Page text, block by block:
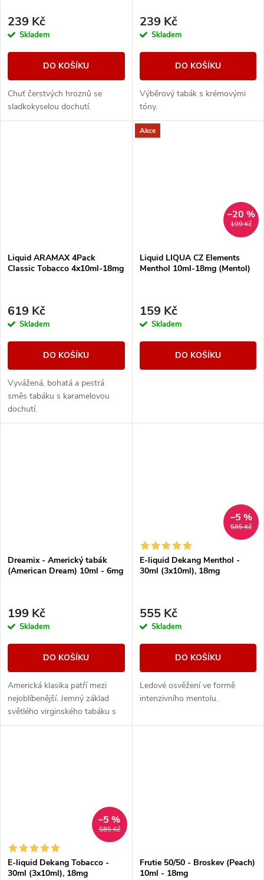
239 Kč
Skladem
DO KOŠÍKU
Chuť čerstvých hroznů se
sladkokyselou dochutí.
239 Kč
Skladem
DO KOŠÍKU
Výběrový tabák s krémovými
tóny.
Liquid ARAMAX 4Pack
Classic Tobacco 4x10ml-18mg
619 Kč
Skladem
DO KOŠÍKU
Vyvážená, bohatá a pestrá
směs tabáku s karamelovou
dochutí.
Akce
199 Kč
–20 %
Liquid LIQUA CZ Elements
Menthol 10ml-18mg (Mentol)
159 Kč
Skladem
DO KOŠÍKU
Dreamix - Americký tabák
(American Dream) 10ml - 6mg
199 Kč
Skladem
DO KOŠÍKU
Americká klasika patří mezi
nejoblíbenější. Jemný základ
světlého virginského tabáku s
sebou nese nenápadné lehce
585 Kč
–5 %
E-liquid Dekang Menthol -
30ml (3x10ml), 18mg
555 Kč
Skladem
DO KOŠÍKU
Ledové osvěžení ve formě
intenzivního mentolu.
585 Kč
–5 %
E-liquid Dekang Tobacco -
30ml (3x10ml), 18mg
Frutie 50/50 - Broskev (Peach)
10ml - 18mg